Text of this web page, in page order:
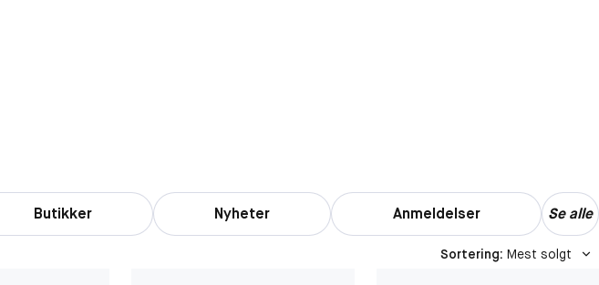
Butikker Nyheter Anmeldelser Se alle
Sortering: Mest solgt